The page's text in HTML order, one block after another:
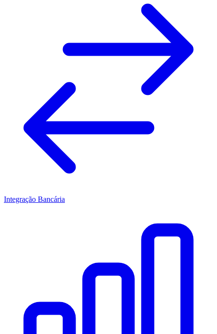
Integração Bancária